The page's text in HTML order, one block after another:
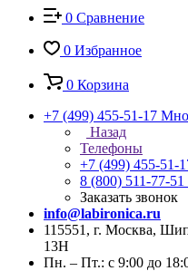
0 Сравнение
0 Избранное
0 Корзина
+7 (499) 455-51-17
Назад
Телефоны
+7 (499) 455-51-
8 (800) 511-77-51
Заказать звонок
info@labironica.ru
115551, г. Москва,
13Н
Пн. – Пт.: с 9:00 до